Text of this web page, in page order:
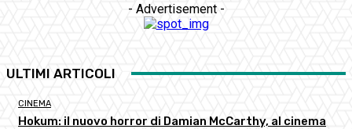
- Advertisement -
ULTIMI ARTICOLI
CINEMA
Hokum: il nuovo horror di Damian McCarthy, al cinema